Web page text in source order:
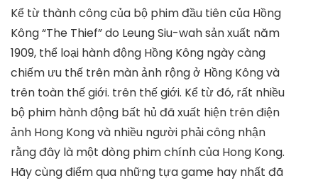
Kể từ thành công của bộ phim đầu tiên của Hồng
Kông “The Thief” do Leung Siu-wah sản xuất năm
1909, thể loại hành động Hồng Kông ngày càng
chiếm ưu thế trên màn ảnh rộng ở Hồng Kông và
trên toàn thế giới. trên thế giới. Kể từ đó, rất nhiều
bộ phim hành động bất hủ đã xuất hiện trên điện
ảnh Hong Kong và nhiều người phải công nhận
rằng đây là một dòng phim chính của Hong Kong.
Hãy cùng điểm qua những tựa game hay nhất đã